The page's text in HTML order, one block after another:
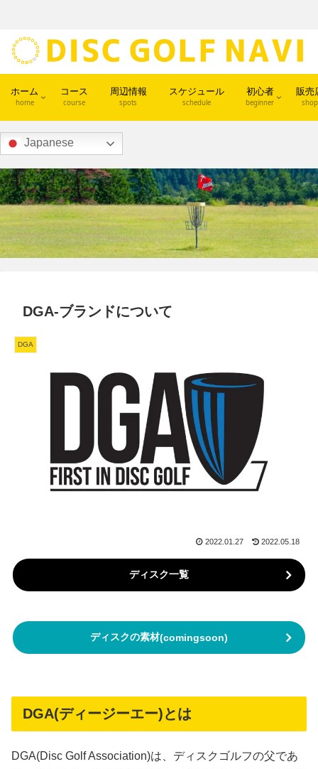
ホーム
home
コース
course
周辺情報
spots
スケジュール
schedule
初心者
beginner
販売
shop
Japanese
DGA-ブランドについて
DGA
2022.01.27 2022.05.18
ディスク一覧
ディスクの素材(comingsoon)
DGA(ディージーエー)とは
DGA(Disc Golf Association)は、ディスクゴルフの父であ